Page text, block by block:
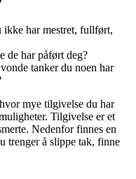
har mestret, fullført,
de har påført deg?
tanker du noen har
mye tilgivelse du har
Tilgivelse er et
Nedenfor finnes en
trenger å slippe tak, finne